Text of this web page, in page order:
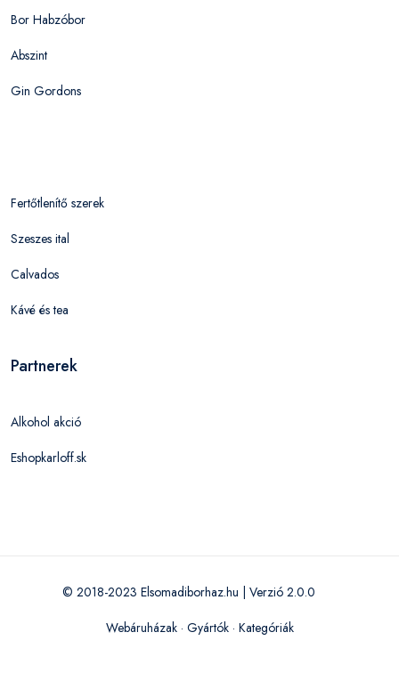
Bor Habzóbor
Abszint
Gin Gordons
Fertőtlenítő szerek
Szeszes ital
Calvados
Kávé és tea
Partnerek
Alkohol akció
Eshopkarloff.sk
© 2018-2023 Elsomadiborhaz.hu | Verzió 2.0.0
Webáruházak· Gyártók· Kategóriák